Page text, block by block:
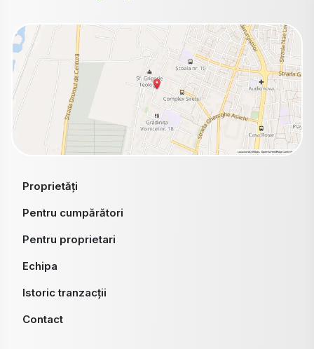
Proprietăți
Pentru cumpărători
Pentru proprietari
Echipa
Istoric tranzacții
Contact